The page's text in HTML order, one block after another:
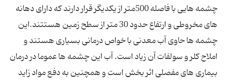
چشمه هایی با فاصله 500متر از یکدیگر قرار دارند که دارای دهانه
های مخروطی و ارتفاع حدود 30 متر از سطح زمین هستتند.این
چشمه ها حاوی آب معدنی با خواص درمانی بسیاری هستند و
املاح کلر و سولفات آن زیاد است. آب این چشمه ها عموما در درمان
بیماری های مفصلی اثر بخش است و همچنین به دفع مواد زاید